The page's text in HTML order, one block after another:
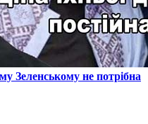
Зеленському не потрібна